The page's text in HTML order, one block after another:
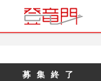
募集終了